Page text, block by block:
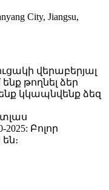
City, Jiangsu,
վերաբերյալ
թողնել ձեր
կկապնվենք ձեզ
Բոլոր